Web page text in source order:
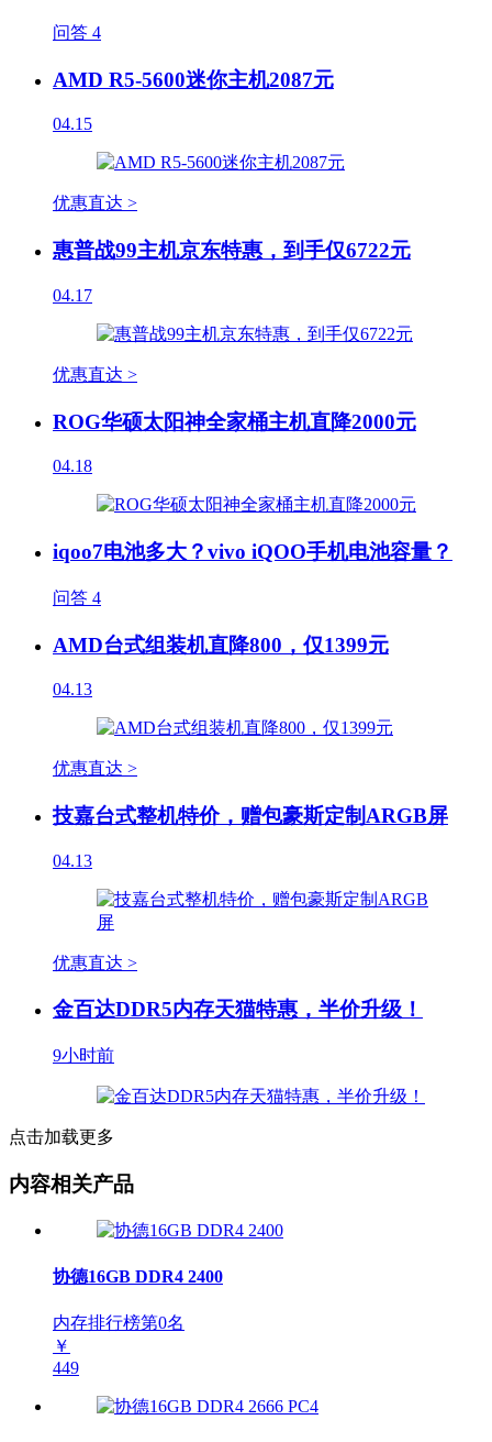
问答 4
AMD R5-5600迷你主机2087元
04.15
优惠直达 >
惠普战99主机京东特惠，到手仅6722元
04.17
优惠直达 >
ROG华硕太阳神全家桶主机直降2000元
04.18
iqoo7电池多大？vivo iQOO手机电池容量？
问答 4
AMD台式组装机直降800，仅1399元
04.13
优惠直达 >
技嘉台式整机特价，赠包豪斯定制ARGB屏
04.13
优惠直达 >
金百达DDR5内存天猫特惠，半价升级！
9小时前
点击加载更多
内容相关产品
协德16GB DDR4 2400
内存排行榜第0名
￥
449